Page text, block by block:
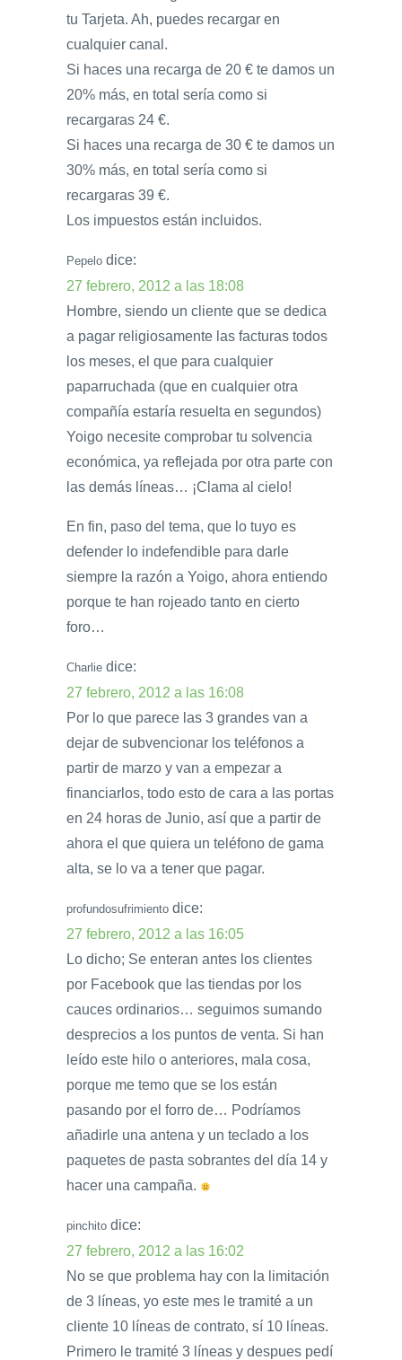
tu Tarjeta. Ah, puedes recargar en
cualquier canal.
Si haces una recarga de 20 € te damos un
20% más, en total sería como si
recargaras 24 €.
Si haces una recarga de 30 € te damos un
30% más, en total sería como si
recargaras 39 €.
Los impuestos están incluidos.
Pepelo dice:
27 febrero, 2012 a las 18:08
Hombre, siendo un cliente que se dedica
a pagar religiosamente las facturas todos
los meses, el que para cualquier
paparruchada (que en cualquier otra
compañía estaría resuelta en segundos)
Yoigo necesite comprobar tu solvencia
económica, ya reflejada por otra parte con
las demás líneas… ¡Clama al cielo!
En fin, paso del tema, que lo tuyo es
defender lo indefendible para darle
siempre la razón a Yoigo, ahora entiendo
porque te han rojeado tanto en cierto
foro…
Charlie dice:
27 febrero, 2012 a las 16:08
Por lo que parece las 3 grandes van a
dejar de subvencionar los teléfonos a
partir de marzo y van a empezar a
financiarlos, todo esto de cara a las portas
en 24 horas de Junio, así que a partir de
ahora el que quiera un teléfono de gama
alta, se lo va a tener que pagar.
profundosufrimiento dice:
27 febrero, 2012 a las 16:05
Lo dicho; Se enteran antes los clientes
por Facebook que las tiendas por los
cauces ordinarios… seguimos sumando
desprecios a los puntos de venta. Si han
leído este hilo o anteriores, mala cosa,
porque me temo que se los están
pasando por el forro de… Podríamos
añadirle una antena y un teclado a los
paquetes de pasta sobrantes del día 14 y
hacer una campaña.
pinchito dice:
27 febrero, 2012 a las 16:02
No se que problema hay con la limitación
de 3 líneas, yo este mes le tramité a un
cliente 10 líneas de contrato, sí 10 líneas.
Primero le tramité 3 líneas y despues pedí